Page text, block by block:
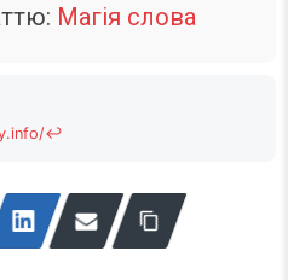
Магія слова
↩